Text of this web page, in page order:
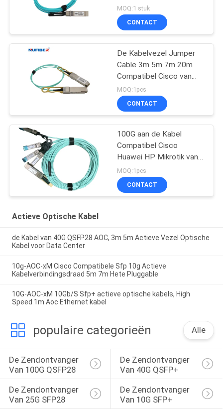
snelheid 10Gb/S
MOQ:1 stuk
CONTACT
De Kabelvezel Jumper
Cable 3m 5m 7m 20m
Compatibel Cisco van
QSFP 40G AOC
MOQ:1pcs
CONTACT
100G aan de Kabel
Compatibel Cisco
Huawei HP Mikrotik van
4x25G SFP28 Aoc
MOQ:1pcs
CONTACT
Actieve Optische Kabel
de Kabel van 40G QSFP28 AOC, 3m 5m Actieve Vezel Optische
Kabel voor Data Center
10g-AOC-xM Cisco Compatibele Sfp 10g Actieve
Kabelverbindingsdraad 5m 7m Hete Pluggable
10G-AOC-xM 10Gb/S Sfp+ actieve optische kabels, High
Speed 1m Aoc Ethernet kabel
populaire categorieën Alle
De Zendontvanger
Van 100G QSFP28
De Zendontvanger
Van 40G QSFP+
De Zendontvanger
Van 25G SFP28
De Zendontvanger
Van 10G SFP+